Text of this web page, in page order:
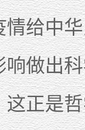
情给中
响做出
这正是